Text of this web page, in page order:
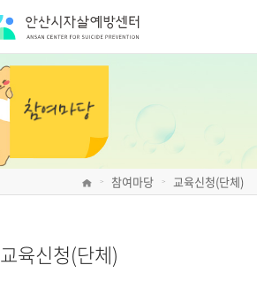
> 참여마당 > 교육신청(단체)
교육신청(단체)